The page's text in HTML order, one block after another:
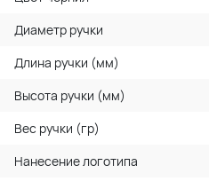
Диаметр ручки
Длина ручки (мм)
Высота ручки (мм)
Вес ручки (гр)
Нанесение логотипа